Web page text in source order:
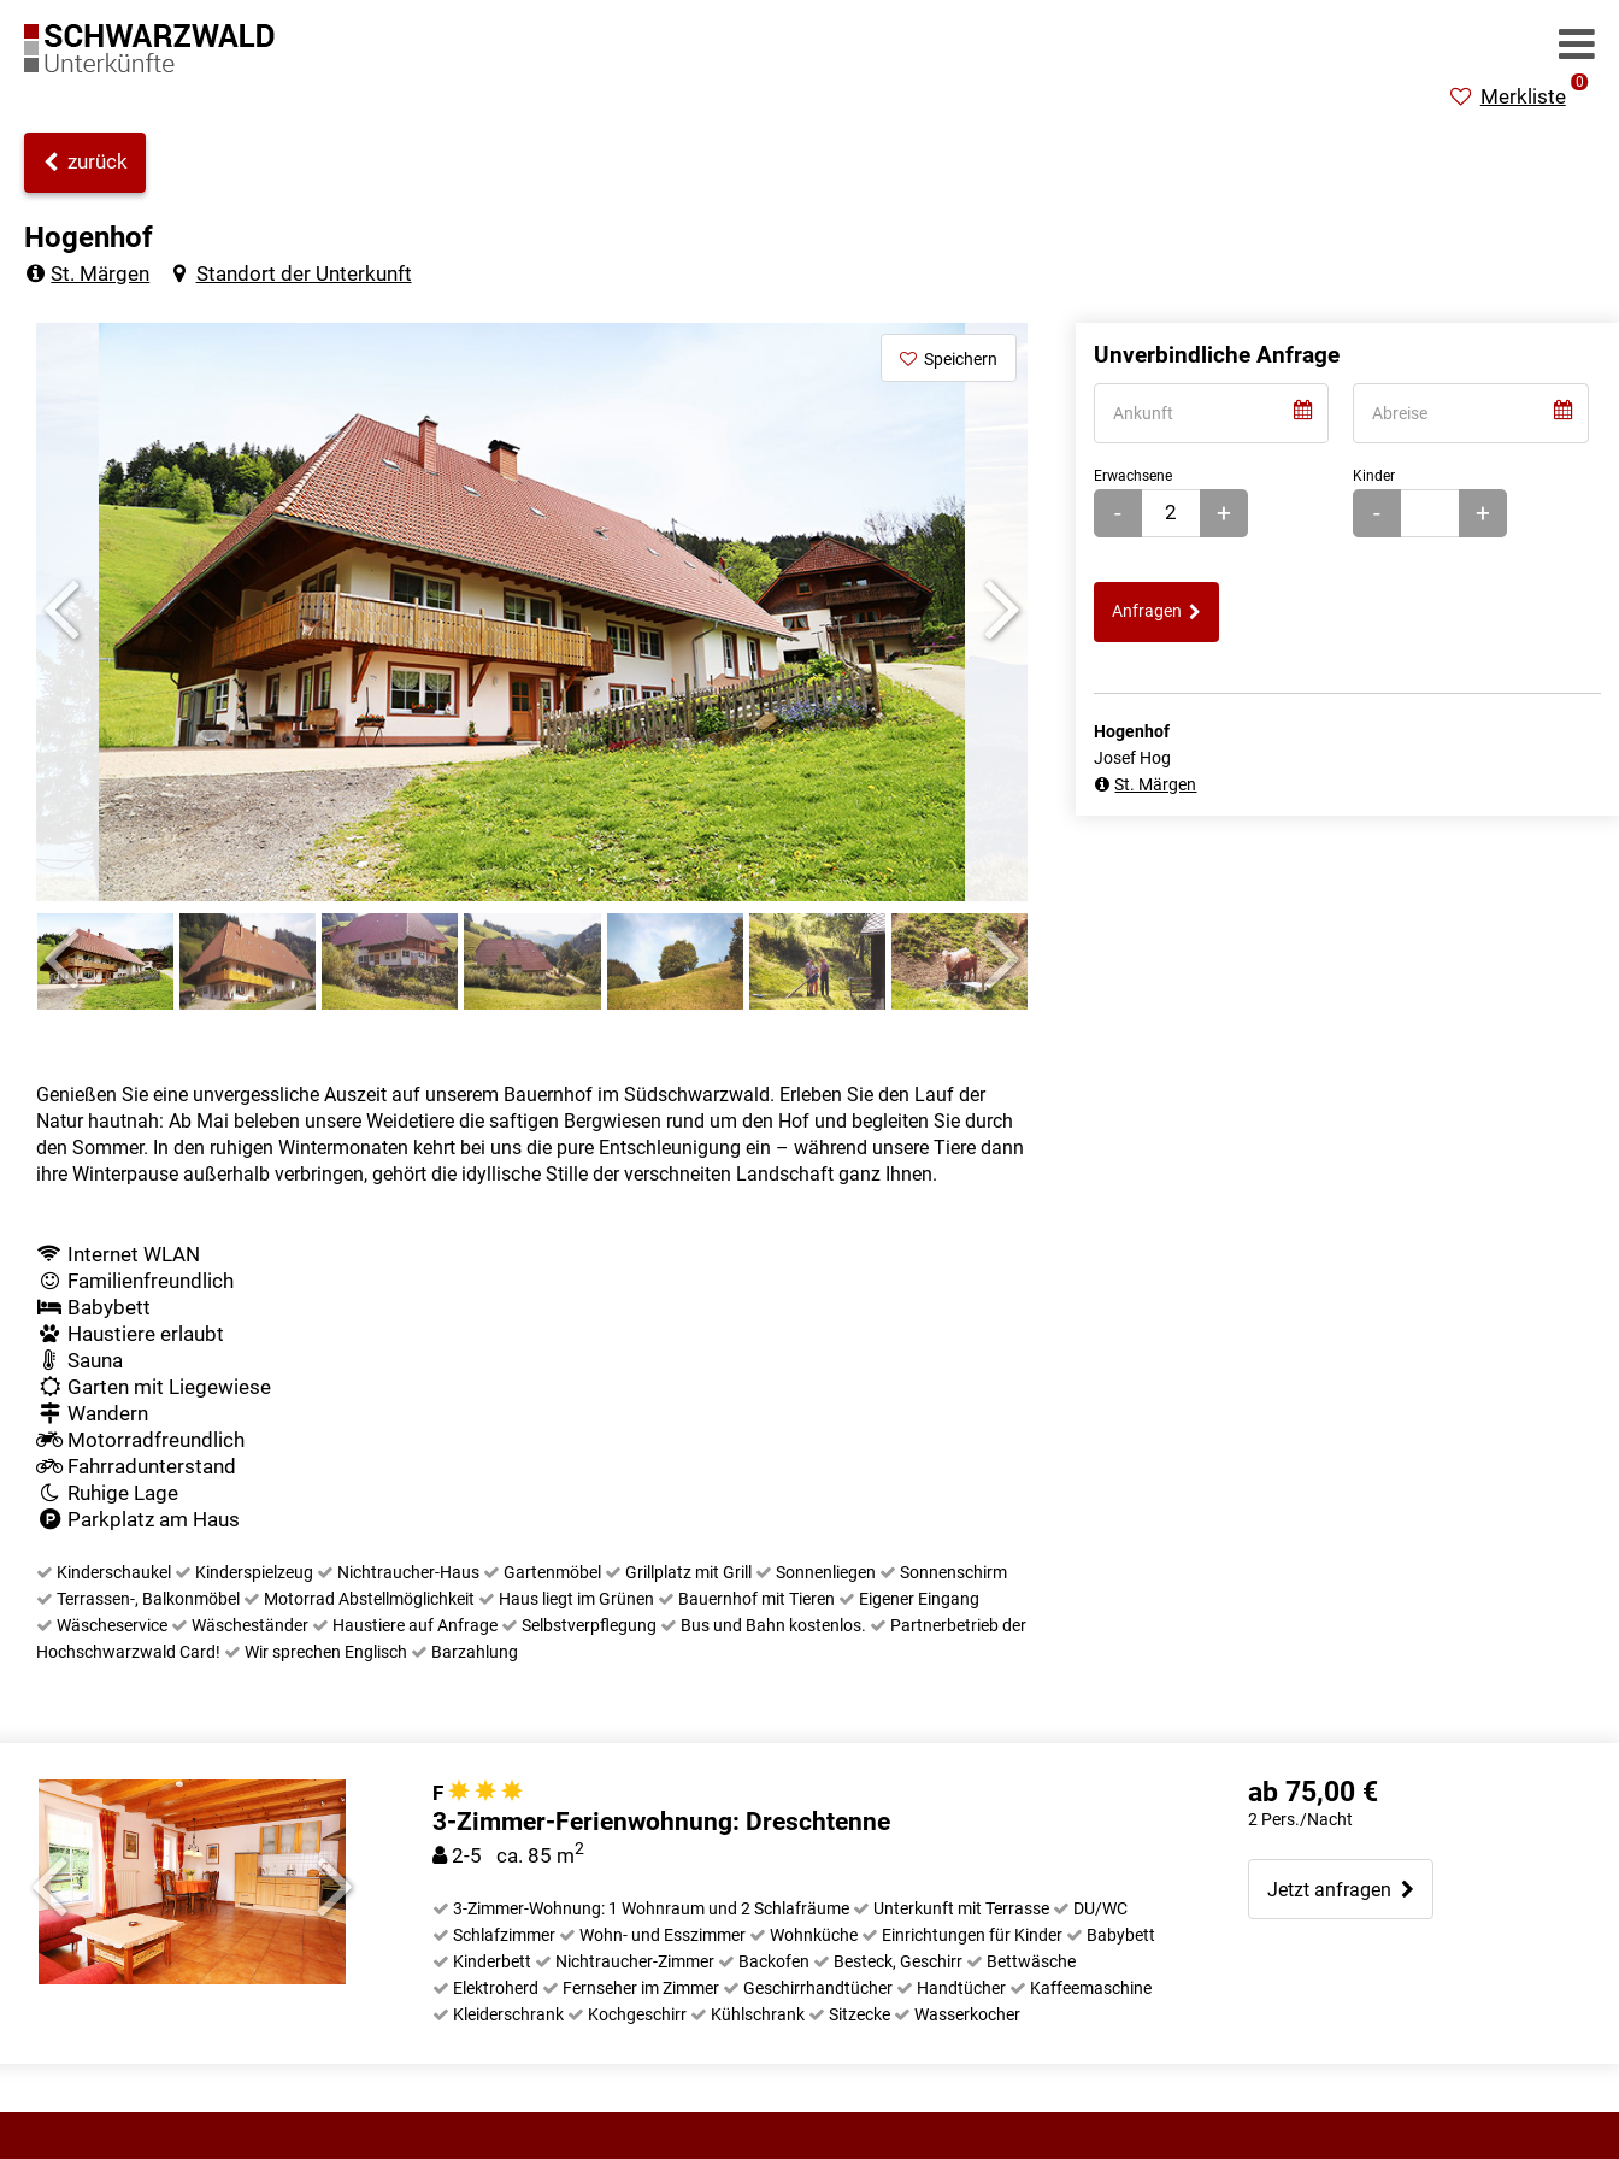
0
Merkliste
zurück
Hogenhof
St. Märgen Standort der Unterkunft
Speichern
Genießen Sie eine unvergessliche Auszeit auf unserem Bauernhof im Südschwarzwald. Erleben Sie den Lauf der
Natur hautnah: Ab Mai beleben unsere Weidetiere die saftigen Bergwiesen rund um den Hof und begleiten Sie durch
den Sommer. In den ruhigen Wintermonaten kehrt bei uns die pure Entschleunigung ein – während unsere Tiere dann
ihre Winterpause außerhalb verbringen, gehört die idyllische Stille der verschneiten Landschaft ganz Ihnen.
Internet WLAN
Familienfreundlich
Babybett
Haustiere erlaubt
Sauna
Garten mit Liegewiese
Wandern
Motorradfreundlich
Fahrradunterstand
Ruhige Lage
Parkplatz am Haus
Kinderschaukel Kinderspielzeug Nichtraucher-Haus Gartenmöbel Grillplatz mit Grill Sonnenliegen
Sonnenschirm
Terrassen-, Balkonmöbel
Motorrad Abstellmöglichkeit Haus liegt im Grünen Bauernhof mit Tieren
Eigener Eingang
Wäscheservice
Wäscheständer Haustiere auf Anfrage Selbstverpflegung Bus und Bahn kostenlos.
Partnerbetrieb der
Hochschwarzwald Card!
Wir sprechen Englisch Barzahlung
Unverbindliche Anfrage
Erwachsene
- +
Kinder
- +
Anfragen
Hogenhof
Josef Hog
St. Märgen
F
3-Zimmer-Ferienwohnung: Dreschtenne
2-5 ca. 85 m2
3-Zimmer-Wohnung: 1 Wohnraum und 2 Schlafräume Unterkunft mit Terrasse
DU/WC
Schlafzimmer
Wohn- und Esszimmer Wohnküche Einrichtungen für Kinder
Babybett
Kinderbett
Nichtraucher-Zimmer Backofen Besteck, Geschirr
Bettwäsche
Elektroherd
Fernseher im Zimmer Geschirrhandtücher Handtücher
Kaffeemaschine
Kleiderschrank
Kochgeschirr Kühlschrank Sitzecke Wasserkocher
ab 75,00 €
2 Pers./Nacht
Jetzt anfragen